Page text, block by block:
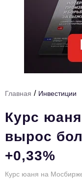
Ниши и рынки
Технологии и тренды
HR
Персона номера
Юридический
Стиль жизни
Главная / Инвестиции
Курс
вырос
+0,33%
Курс юаня на